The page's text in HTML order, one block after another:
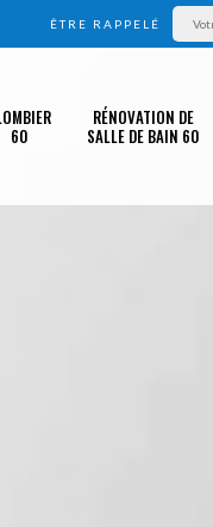
ÊTRE RAPPELÉ
60
RÉNOVATION DE
SALLE DE BAIN 60